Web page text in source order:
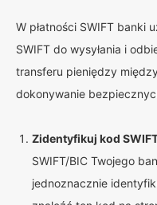
W płatności SWIFT banki
SWIFT do wysyłania i
transferu pieniędzy
dokonywanie
Zidentyfikuj kod
SWIFT/BIC Twojego
jednoznacznie